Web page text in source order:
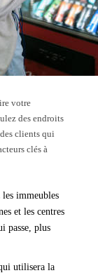
votre
des endroits
clients qui
clés à
les immeubles
et les centres
passe, plus
utilisera la